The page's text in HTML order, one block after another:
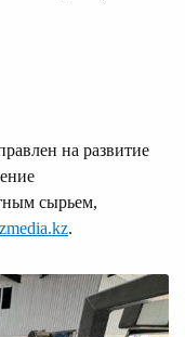
на развитие
сырьем,
.